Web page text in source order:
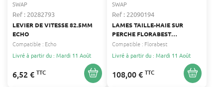
SWAP
Ref : 20282793
LEVIER DE VITESSE 82.5MM
ECHO
Compatible : Echo
Livré à partir du : Mardi 11 Août
6,52 € TTC
SWAP
Ref : 22090194
LAMES TAILLE-HAIE SUR
PERCHE FLORABEST
FLORABEST
Compatible : Florabest
Livré à partir du : Mardi 11 Août
108,00 € TTC